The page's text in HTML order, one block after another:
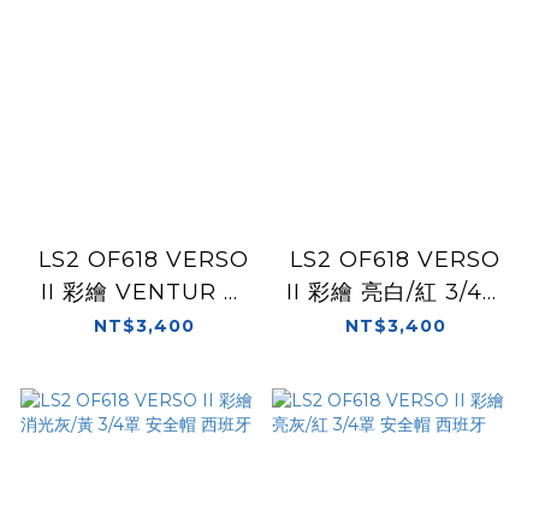
LS2 OF618 VERSO
II 彩繪 VENTUR 亮
黑/白紅 3/4罩 安全帽
NT$3,400
LS2 OF618 VERSO
II 彩繪 亮白/紅 3/4罩
安全帽 西班牙
NT$3,400